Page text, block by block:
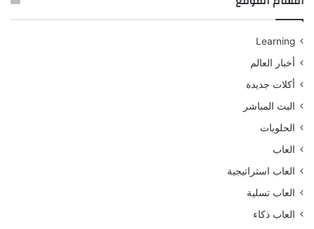
Learning
أخبار العالم
أكلات جديدة
البث المباشر
الحلويات
العاب
العاب استراتيجية
العاب تسلية
العاب ذكاء